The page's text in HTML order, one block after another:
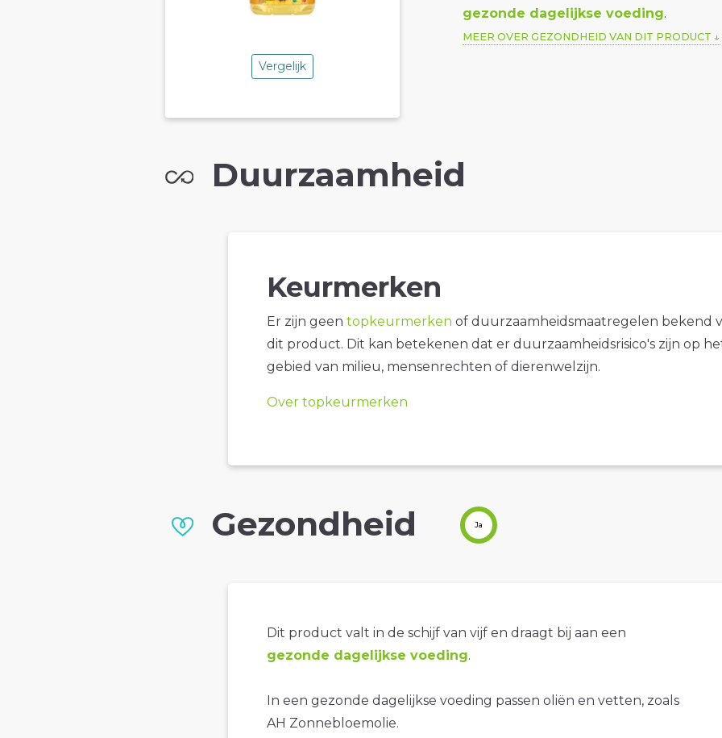
Vergelijk
gezonde dagelijkse voeding.
MEER OVER GEZONDHEID VAN DIT PRODUCT
Duurzaamheid
Keurmerken
Er zijn geen topkeurmerken of duurzaamheidsmaatregelen bekend
dit product. Dit kan betekenen dat er duurzaamheidsrisico's zijn op
gebied van milieu, mensenrechten of dierenwelzijn.
Over topkeurmerken
Gezondheid Ja
Dit product valt in de schijf van vijf en draagt bij aan een
gezonde dagelijkse voeding.
In een gezonde dagelijkse voeding passen oliën en vetten, zoals
AH Zonnebloemolie.